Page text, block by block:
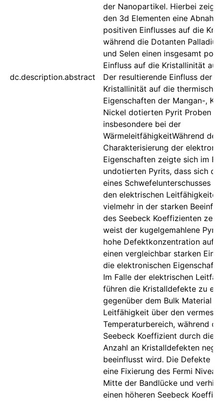
dc.description.abstract
der Nanopartikel. Hierbei
den 3d Elementen eine
positiven Einflusses auf die
während die Dotanten
und Selen einen insgesamt
Einfluss auf die Kristallinität
Der resultierende Einfluss der
Kristallinität auf die
Eigenschaften der Mangan-,
Nickel dotierten Pyrit Proben
insbesondere bei der
WärmeleitfähigkeitWährend der
Charakterisierung der
Eigenschaften zeigte sich im
undotierten Pyrits, dass sich
eines Schwefelunterschusses
den elektrischen
vielmehr in der starken
des Seebeck Koeffizienten
weist der kugelgemahlene
hohe Defektkonzentration auf,
einen vergleichbar starken
die elektronischen
Im Falle der elektrischen
führen die Kristalldefekte zu
gegenüber dem Bulk Material
Leitfähigkeit über den
Temperaturbereich, während
Seebeck Koeffizient durch die
Anzahl an Kristalldefekten
beeinflusst wird. Die Defekte
eine Fixierung des Fermi
Mitte der Bandlücke und
einen höheren Seebeck